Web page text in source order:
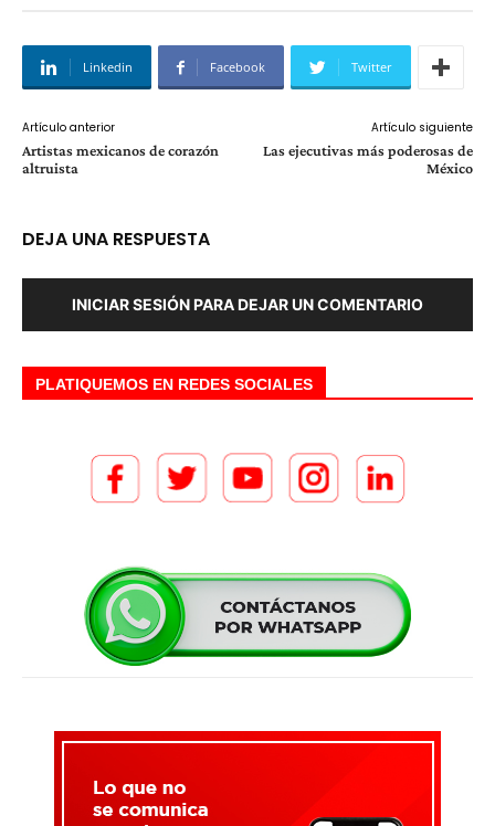
Linkedin Facebook Twitter
Artículo anterior
Artistas mexicanos de corazón
altruista
Artículo siguiente
Las ejecutivas más poderosas de
México
DEJA UNA RESPUESTA
INICIAR SESIÓN PARA DEJAR UN COMENTARIO
PLATIQUEMOS EN REDES SOCIALES